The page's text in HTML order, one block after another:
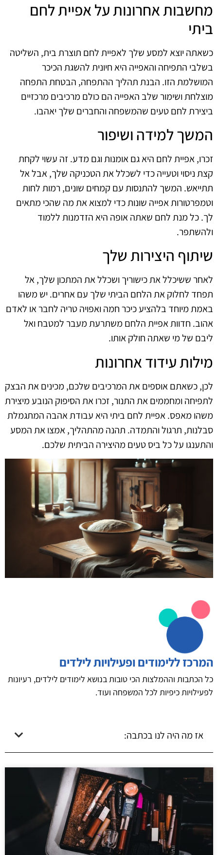
מחשבות אחרונות על אפיית לחם
ביתי
כשאתה יוצא למסע שלך לאפיית לחם תוצרת בית, השליטה
בשלבי התפיחה והאפייה היא חיונית להשגת הכיכר
המושלמת הזו. הבנת תהליך ההתפחה, הבטחת התפחה
מוצלחת ושימור שלב האפייה הם כולם מרכיבים מרכזיים
ביצירת לחם טעים שהמשפחה והחברים שלך יאהבו.
המשך למידה ושיפור
זכרו, אפיית לחם היא גם אומנות וגם מדע. זה עשוי לקחת
קצת ניסוי וטעייה כדי לשכלל את הטכניקה שלך, אבל אל
תתייאש. המשך להתנסות עם קמחים שונים, רמות לחות
וטמפרטורות אפייה שונות כדי למצוא את מה שהכי מתאים
לך. כל מנת לחם שאתה אופה היא הזדמנות ללמוד
ולהשתפר.
שיתוף היצירות שלך
לאחר ששיכלל את כישוריך ושכלל את המתכון שלך, אל
תפחד לחלוק את הלחם הביתי שלך עם אחרים. יש משהו
באמת מיוחד בלהציע כיכר חמה ואפויה טריה לחבר או לאדם
אהוב. חדוות אפיית הלחם משתרעת מעבר למטבח ואל
ליבם של מי שאתה חולק אותו.
מילות עידוד אחרונות
לכן, כשאתם אוספים את המרכיבים שלכם, מכינים את הבצק
לתפיחה ומחממים את התנור, זכרו את הסיפוק הנובע מיצירת
משהו מאפס. אפיית לחם ביתי היא עבודת אהבה המתגמלת
סבלנות, תרגול והתמדה. תהנה מהתהליך, אמצו את המסע
והתענגו על כל ביס טעים מהיצירה הביתית שלכם.
המרכז ללימודים ופעילויות לילדים
כל הכתבות וההמלצות הכי טובות בנושא לימודים לילדים, רעיונות
לפעילויות כיפיות לכל המשפחה ועוד.
אז מה היה לנו בכתבה: